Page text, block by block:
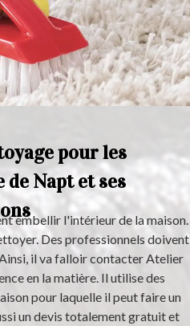
pour les
Napt et ses
embellir l'intérieur de la maison.
Des professionnels doivent
il va falloir contacter Atelier
en la matière. Il utilise des
pour laquelle il peut faire un
un devis totalement gratuit et